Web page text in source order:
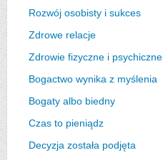
Rozwój osobisty i sukces
Zdrowe relacje
Zdrowie fizyczne i psychiczne
Bogactwo wynika z myślenia
Bogaty albo biedny
Czas to pieniądz
Decyzja została podjęta